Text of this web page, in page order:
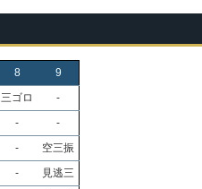
8
9
三ゴロ
-
-
-
-
空三振
-
見逃三